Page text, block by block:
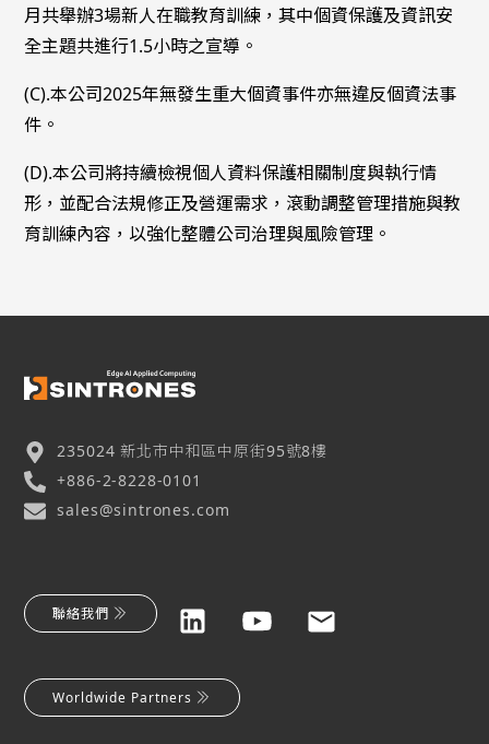
月共舉辦3場新人在職教育訓練，其中個資保護及資訊安
全主題共進行1.5小時之宣導。
(C).本公司2025年無發生重大個資事件亦無違反個資法事
件。
(D).本公司將持續檢視個人資料保護相關制度與執行情
形，並配合法規修正及營運需求，滾動調整管理措施與教
育訓練內容，以強化整體公司治理與風險管理。
235024 新北市中和區中原街95號8樓
+886-2-8228-0101
sales@sintrones.com
聯絡我們
Worldwide Partners